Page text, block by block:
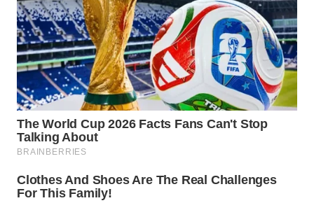
WAHANANEWS
NET
WAHANA
SPORT
WAHANA
UMKM
WAHANA
SELEB